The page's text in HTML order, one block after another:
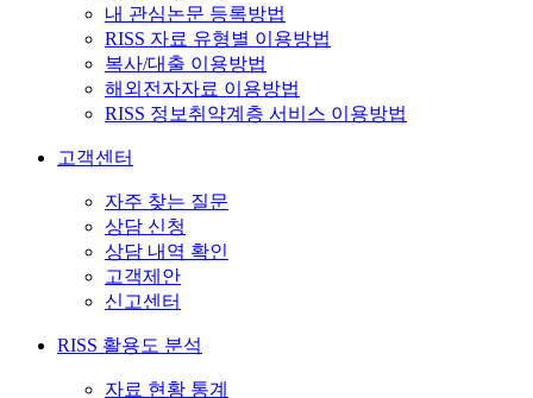
내 관심논문 등록방법
RISS 자료 유형별 이용방법
복사/대출 이용방법
해외전자자료 이용방법
RISS 정보취약계층 서비스 이용방법
고객센터
자주 찾는 질문
상담 신청
상담 내역 확인
고객제안
신고센터
RISS 활용도 분석
자료 현황 통계